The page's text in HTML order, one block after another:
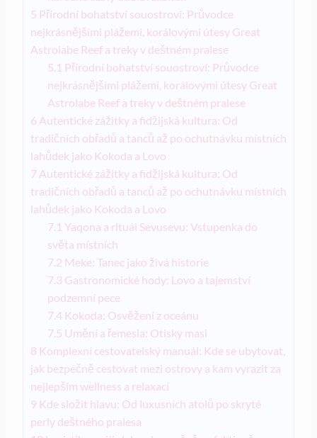
5 Přírodní bohatství souostroví: Průvodce
nejkrásnějšími plážemi, korálovými útesy Great
Astrolabe Reef a treky v deštném pralese
5.1 Přírodní bohatství souostroví: Průvodce
nejkrásnějšími plážemi, korálovými útesy Great
Astrolabe Reef a treky v deštném pralese
6 Autentické zážitky a fidžijská kultura: Od
tradičních obřadů a tanců až po ochutnávku místních
lahůdek jako Kokoda a Lovo
7 Autentické zážitky a fidžijská kultura: Od
tradičních obřadů a tanců až po ochutnávku místních
lahůdek jako Kokoda a Lovo
7.1 Yaqona a rituál Sevusevu: Vstupenka do
světa místních
7.2 Meke: Tanec jako živá historie
7.3 Gastronomické hody: Lovo a tajemství
podzemní pece
7.4 Kokoda: Osvěžení z oceánu
7.5 Umění a řemesla: Otisky masi
8 Komplexní cestovatelský manuál: Kde se ubytovat,
jak bezpečně cestovat mezi ostrovy a kam vyrazit za
nejlepším wellness a relaxací
9 Kde složit hlavu: Od luxusních atolů po skryté
perly deštného pralesa